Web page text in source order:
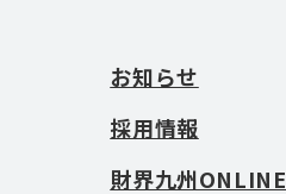
お知らせ
採用情報
財界九州ONLINE